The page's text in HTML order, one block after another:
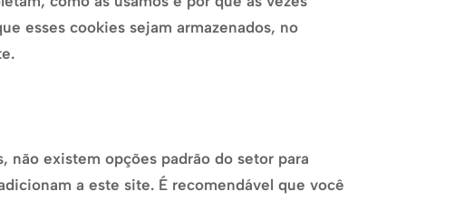
esses cookies sejam armazenados, no
não existem opções padrão do setor para
a este site. É recomendável que você